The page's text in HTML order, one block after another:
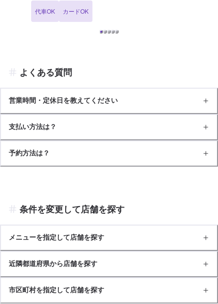
代車OK カードOK
よくある質問
営業時間・定休日を教えてください
支払い方法は？
予約方法は？
条件を変更して店舗を探す
メニューを指定して店舗を探す
近隣都道府県から店舗を探す
市区町村を指定して店舗を探す